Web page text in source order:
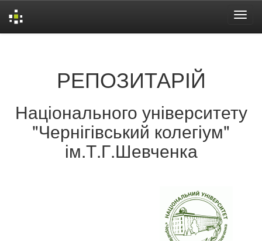
РЕПОЗИТАРІЙ
Національного університету
"Чернігівський колегіум"
ім.Т.Г.Шевченка